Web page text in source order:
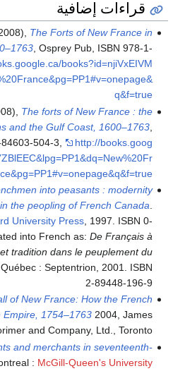
قراءات إضافية
The Forts of New France in
, Osprey Pub, ISBN 978-1-
books?id=njiVxEIVM
q&f=true
The forts of New France : the
and the Gulf Coast, 1600–1763,
504-3
http://books.goog
into peasants : modernity
the peopling of French Canada
University Press, 1997. ISBN 0-
into French as: De Français à
tradition dans le peuplement du
: Septentrion, 2001. ISBN
2-89448-196-9
of New France: How the French
Empire, 1754–17632004, James
and Company, Ltd., Toronto.
and merchants in seventeenth-
: McGill-Queen's University